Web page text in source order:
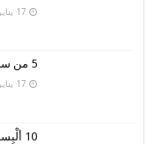
17 يناير، 2019
5 من سلبيات التسوق عبر الإنترنت ؟
17 يناير، 2019
10 ألْبِسة تقليدية من حول العالم